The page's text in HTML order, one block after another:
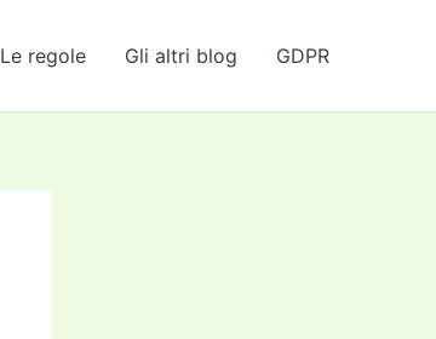
Le regole Gli altri blog GDPR